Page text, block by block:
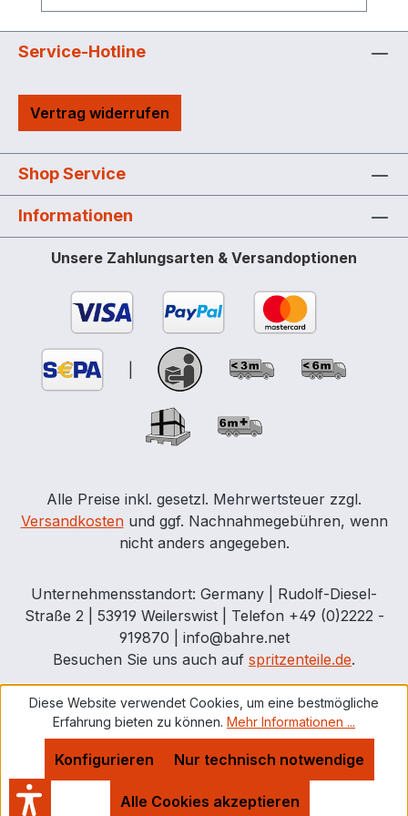
die verwaltende Person
standortübergreifend können beliebig
viele B.SMART Systeme verwaltet werden
Android Betriebssystem geeignet, die App
ist kostenlos im App Store oder Google
aus der Web App als PDF- oder XLSX-
Datei möglich Jeder Fahrer / jede Fahrerin
ihrem Smartphone eingestellt ist tanken
ohne Smartphone mit Magnetschlüssel
möglich Standfuß als Zubehör
Service-Hotline
Vertrag widerrufen
Shop Service
Informationen
Unsere Zahlungsarten & Versandoptionen
Alle Preise inkl. gesetzl. Mehrwertsteuer zzgl.
Versandkostenund ggf. Nachnahmegebühren, wenn
nicht anders angegeben.
Unternehmensstandort: Germany | Rudolf-Diesel-
Straße 2 | 53919 Weilerswist | Telefon +49 (0)2222 -
919870 | info@bahre.net
Besuchen Sie uns auch auf spritzenteile.de.
Diese Website verwendet Cookies, um eine bestmögliche
Erfahrung bieten zu können. Mehr Informationen ...
Nur technisch notwendige
Konfigurieren
Alle Cookies akzeptieren